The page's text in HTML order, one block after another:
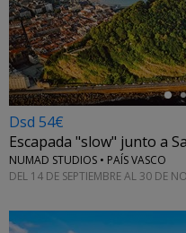
←
Dsd 54€
Escapada "slow" junto a
NUMAD STUDIOS • PAÍS VASCO
DEL 14 DE SEPTIEMBRE AL 30 DE